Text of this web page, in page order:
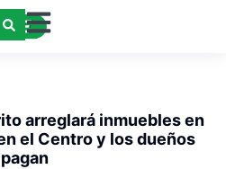
arreglará inmuebles en
el Centro y los dueños
pagan